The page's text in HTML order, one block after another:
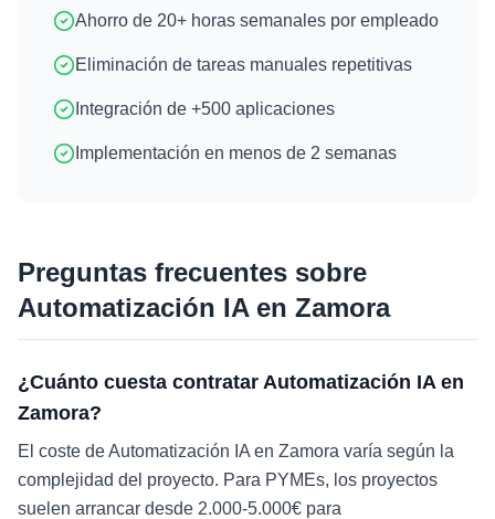
Ahorro de 20+ horas semanales por empleado
Eliminación de tareas manuales repetitivas
Integración de +500 aplicaciones
Implementación en menos de 2 semanas
Preguntas frecuentes sobre
Automatización IAen Zamora
¿Cuánto cuesta contratar Automatización IA en
Zamora?
El coste de Automatización IA en Zamora varía según la
complejidad del proyecto. Para PYMEs, los proyectos
suelen arrancar desde 2.000-5.000€ para